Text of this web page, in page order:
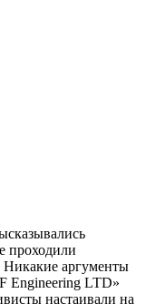
проходили
Никакие аргументы
Engineering LTD»
настаивали на